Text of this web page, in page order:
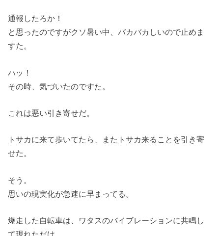
通報したろか！
と思ったのですがクソ暑い中、バカバカしいので止めま
すた。
ハッ！
その時、気づいたのですた。
これは悪い引き寄せだ。
トサカに来て歩いてたら、またトサカ来ることを引き寄
せた。
そう。
思いの現実化が急速に早まってる。
爆走した自転車は、ワタスのバイブレーションに共鳴し
て現れただけ。